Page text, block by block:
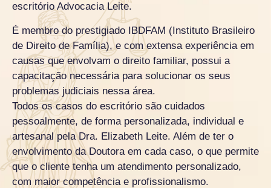
escritório Advocacia Leite.
É membro do prestigiado IBDFAM (Instituto Brasileiro
de Direito de Família), e com extensa experiência em
causas que envolvam o direito familiar, possui a
capacitação necessária para solucionar os seus
problemas judiciais nessa área.
Todos os casos do escritório são cuidados
pessoalmente, de forma personalizada, individual e
artesanal pela Dra. Elizabeth Leite. Além de ter o
envolvimento da Doutora em cada caso, o que permite
que o cliente tenha um atendimento personalizado,
com maior competência e profissionalismo.